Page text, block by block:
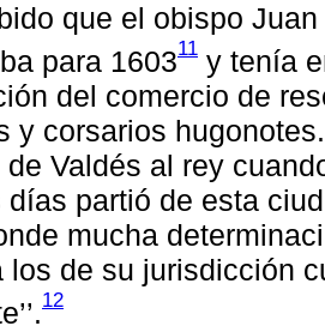
que el obispo
para 160311 y tenía
del comercio de
y corsarios
de Valdés al rey
días partió de esta
mucha
los de su jurisdicción
12